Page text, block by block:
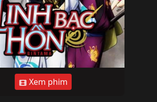
Xem phim